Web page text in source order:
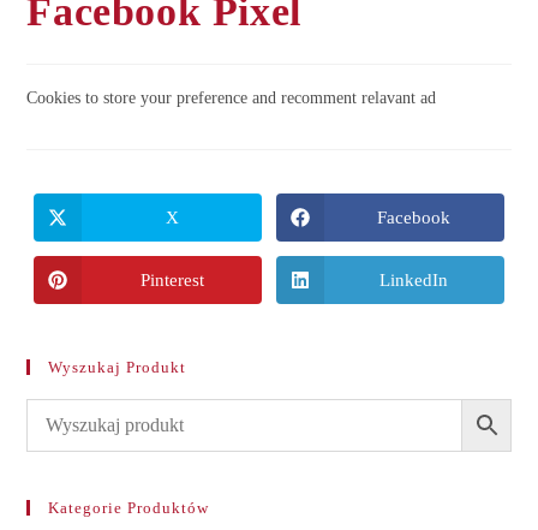
Facebook Pixel
Cookies to store your preference and recomment relavant ad
Opens
in
a
new
window
X
Opens
in
a
new
window
Facebook
Opens
in
Pinterest
Opens
in
LinkedIn
Wyszukaj Produkt
Kategorie Produktów